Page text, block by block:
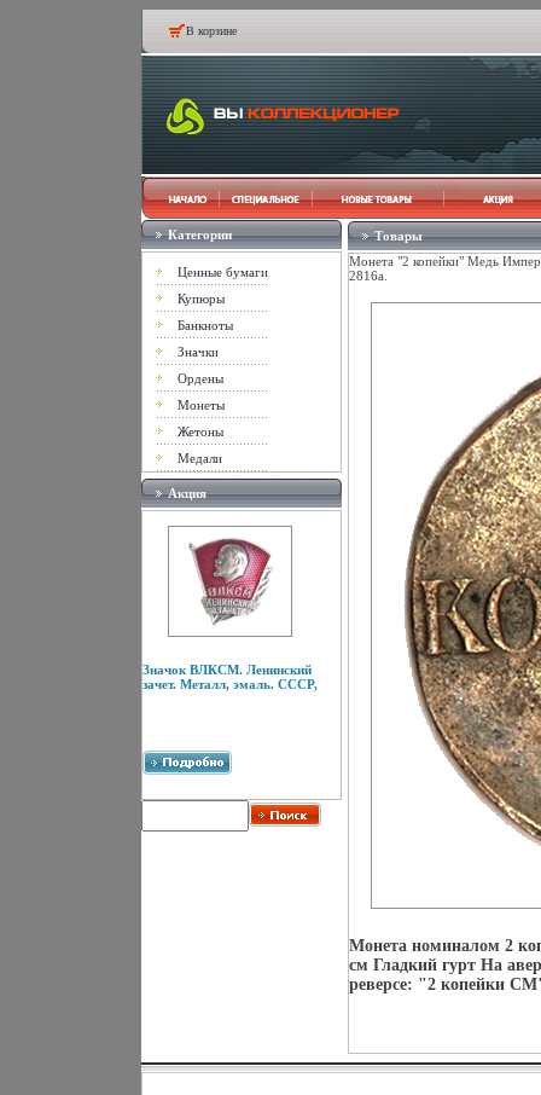
В корзине
Категории
Ценные бумаги
Купюры
Банкноты
Значки
Ордены
Монеты
Жетоны
Медали
Акция
Значок ВЛКСМ. Ленинский
зачет. Металл, эмаль. СССР,
Товары
Монета "2 копейки" Медь
2816a.
Монета номиналом 2
см Гладкий гурт На
реверсе: "2 копейки